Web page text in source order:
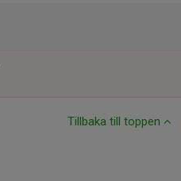
Tillbaka till toppen